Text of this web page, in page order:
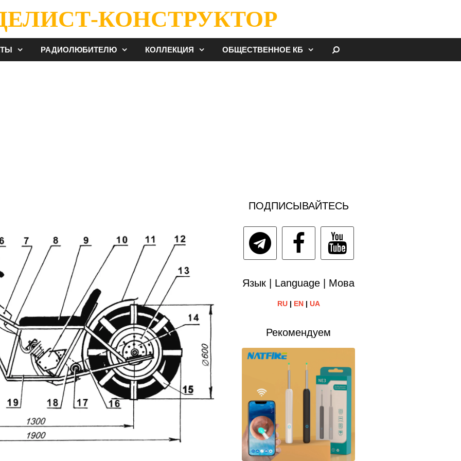
КОНСТРУКТОР
РАДИОЛЮБИТЕЛЮ КОЛЛЕКЦИЯ ОБЩЕСТВЕННОЕ КБ
ПОДПИСЫВАЙТЕСЬ
Язык | Language | Мова
RU| EN| UA
Рекомендуем